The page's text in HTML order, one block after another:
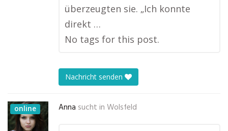
überzeugten sie. „Ich konnte
direkt …
No tags for this post.
Nachricht senden
online Anna sucht in Wolsfeld